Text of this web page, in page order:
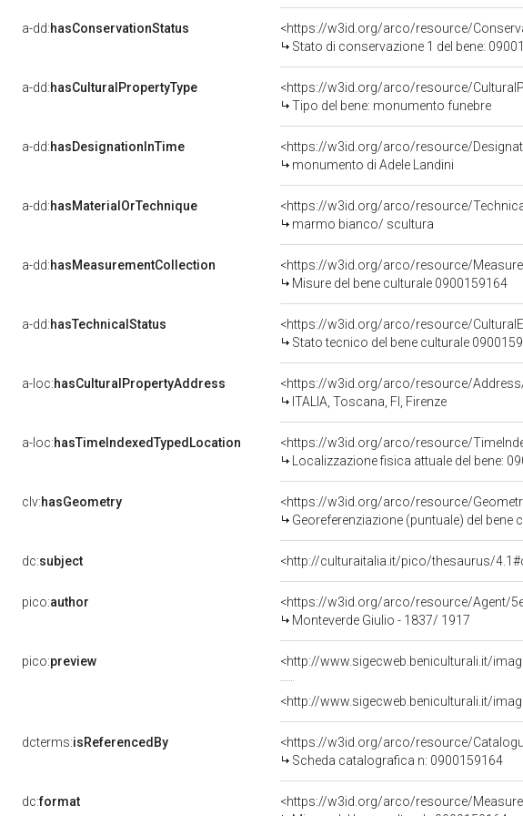
a-dd:hasConservationStatus
<https://w3id.org/arco/resource/
Stato di conservazione 1 del bene:
a-dd:hasCulturalPropertyType
<https://w3id.org/arco/resource/
Tipo del bene: monumento funebre
a-dd:hasDesignationInTime
<https://w3id.org/arco/resource/
monumento di Adele Landini
a-dd:hasMaterialOrTechnique
<https://w3id.org/arco/resource/
marmo bianco/ scultura
a-dd:hasMeasurementCollection
<https://w3id.org/arco/resource/
Misure del bene culturale 0900159164
a-dd:hasTechnicalStatus
<https://w3id.org/arco/resource/
Stato tecnico del bene culturale
a-loc:hasCulturalPropertyAddress
<https://w3id.org/arco/resource/
ITALIA, Toscana, FI, Firenze
a-loc:hasTimeIndexedTypedLocation
<https://w3id.org/arco/resource/
Localizzazione fisica attuale del bene:
clv:hasGeometry
<https://w3id.org/arco/resource/
Georeferenziazione (puntuale) del bene
dc:subject <http://culturaitalia.it/pico/thesaurus/
pico:author
<https://w3id.org/arco/resource/Agent/
Monteverde Giulio - 1837/ 1917
pico:preview <http://www.sigecweb.beniculturali.it/
<http://www.sigecweb.beniculturali.it/
dcterms:isReferencedBy
<https://w3id.org/arco/resource/
Scheda catalografica n: 0900159164
dc:format
<https://w3id.org/arco/resource/